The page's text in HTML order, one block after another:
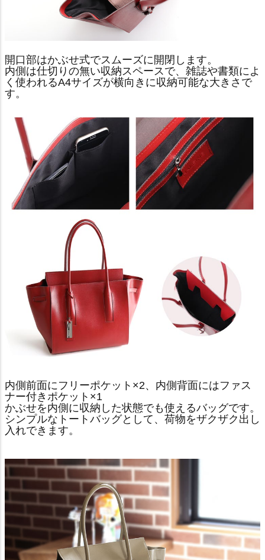
開口部はかぶせ式でスムーズに開閉します。
内側は仕切りの無い収納スペースで、雑誌や書類によ
く使われるA4サイズが横向きに収納可能な大きさで
す。
内側前面にフリーポケット×2、内側背面にはファス
ナー付きポケット×1
かぶせを内側に収納した状態でも使えるバッグです。
シンプルなトートバッグとして、荷物をザクザク出し
入れできます。